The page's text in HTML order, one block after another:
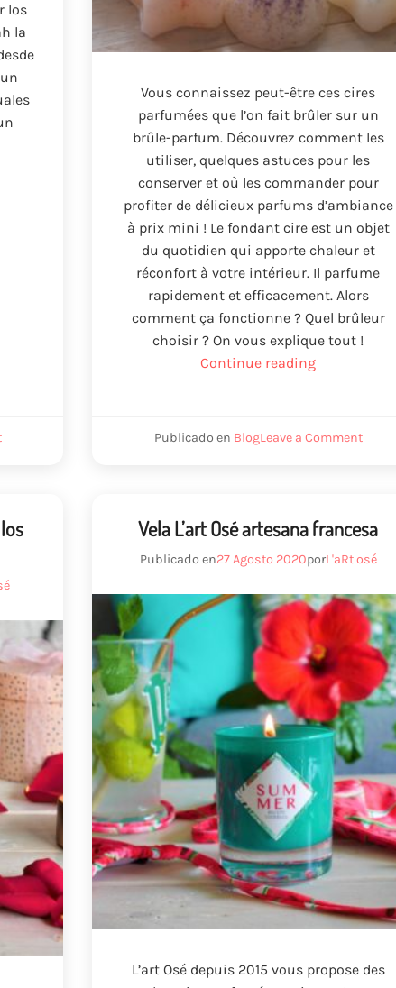
los
la
on
Vous connaissez peut-être ces cires
parfumées que l’on fait brûler sur un
brûle-parfum. Découvrez comment les
utiliser, quelques astuces pour les
conserver et où les commander pour
profiter de délicieux parfums d’ambiance
à prix mini ! Le fondant cire est un objet
du quotidien qui apporte chaleur et
réconfort à votre intérieur. Il parfume
rapidement et efficacement. Alors
comment ça fonctionne? Quel brûleur
choisir ? On vous explique tout !
Continue reading“
Publicado en BlogLeave a Commenton
Vela L’art Osé artesana francesa
Publicado en27 Agosto 2020porL'aRt osé
L’art Osé depuis2015 vous propose des